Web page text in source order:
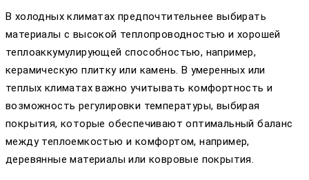
В холодных климатах предпочтительнее выбирать
материалы с высокой теплопроводностью и хорошей
теплоаккумулирующей способностью, например,
керамическую плитку или камень. В умеренных или
теплых климатах важно учитывать комфортность и
возможность регулировки температуры, выбирая
покрытия, которые обеспечивают оптимальный баланс
между теплоемкостью и комфортом, например,
деревянные материалы или ковровые покрытия.